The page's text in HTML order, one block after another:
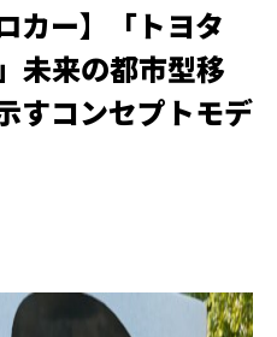
カー】「トヨタ
未来の都市型移
すコンセプトモデ